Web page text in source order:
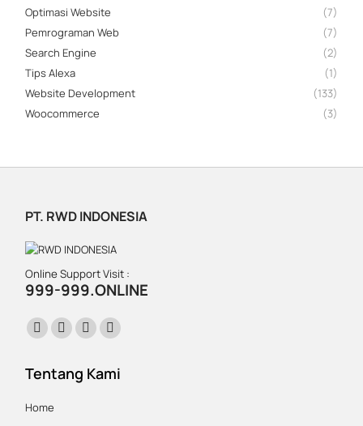
Optimasi Website
(7)
Pemrograman Web
(7)
Search Engine
(2)
Tips Alexa
(1)
Website Development
(133)
Woocommerce
(3)
PT. RWD INDONESIA
Online Support Visit :
999-999.ONLINE
Find us on:
Facebook
opens
X
opens
Instagram
opens
Website
opens
Tentang Kami
Home